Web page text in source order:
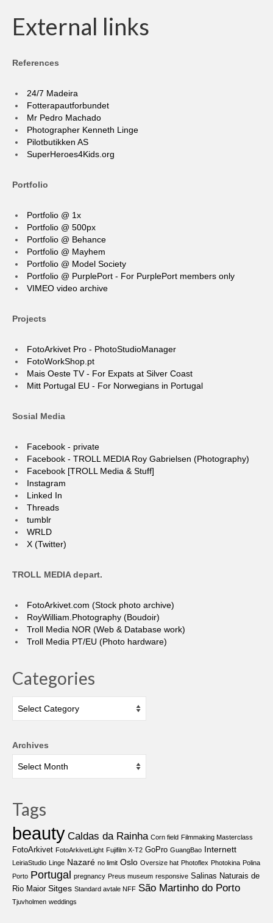
Negativarkivet fra 1981–1995 er bevart
External links
References
24/7 Madeira
Fotterapautforbundet
Mr Pedro Machado
Photographer Kenneth Linge
Pilotbutikken AS
SuperHeroes4Kids.org
Portfolio
Portfolio @ 1x
Portfolio @ 500px
Portfolio @ Behance
Portfolio @ Mayhem
Portfolio @ Model Society
Portfolio @ PurplePort - For PurplePort members only
VIMEO video archive
Projects
FotoArkivet Pro - PhotoStudioManager
FotoWorkShop.pt
Mais Oeste TV - For Expats at Silver Coast
Mitt Portugal EU - For Norwegians in Portugal
Sosial Media
Facebook - private
Facebook - TROLL MEDIA Roy Gabrielsen (Photography)
Facebook [TROLL Media & Stuff]
Instagram
Linked In
Threads
tumblr
WRLD
X (Twitter)
TROLL MEDIA depart.
FotoArkivet.com (Stock photo archive)
RoyWilliam.Photography (Boudoir)
Troll Media NOR (Web & Database work)
Troll Media PT/EU (Photo hardware)
Categories
Archives
Tags
beauty Caldas da Rainha Corn field Filmmaking Masterclass
FotoArkivet FotoArkivetLight Fujifilm X-T2 GoPro GuangBao Internett
LeiriaStudio Linge Nazaré no limit Oslo Oversize hat Photoflex Photokina Polina
Porto Portugal pregnancy Preus museum responsive Salinas Naturais de
Rio Maior Sitges Standard avtale NFF São Martinho do Porto
Tjuvholmen weddings